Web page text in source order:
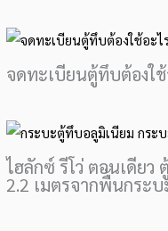
จดทะเบียนตู้ทึบต้องใช้
ไฮลักซ์ รีโว่ ตอนเดียว
2.2 เมตรจากพื้นกระบ